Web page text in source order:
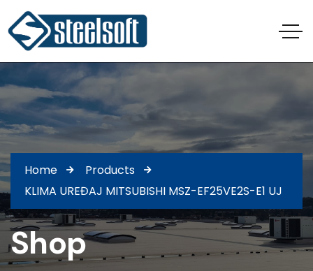
Home
Products
KLIMA UREĐAJ MITSUBISHI MSZ-EF25VE2S-E1 UJ
Shop